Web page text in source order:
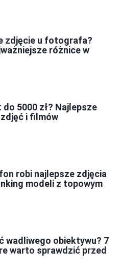
zdjęcie u fotografa?
różnice w
5000 zł? Najlepsze
i filmów
robi najlepsze zdjęcia
modeli z topowym
wadliwego obiektywu? 7
warto sprawdzić przed